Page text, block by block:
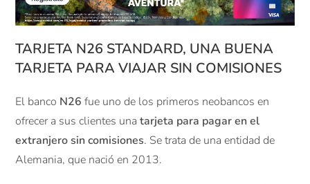
TARJETA N26 STANDARD, UNA BUENA
TARJETA PARA VIAJAR SIN COMISIONES
El banco N26 fue uno de los primeros neobancos en
ofrecer a sus clientes unatarjeta para pagar en el
extranjero sin comisiones. Se trata de una entidad de
Alemania, que nació en 2013.